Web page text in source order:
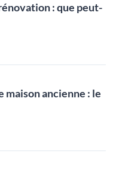
: que peut-
maison ancienne : le